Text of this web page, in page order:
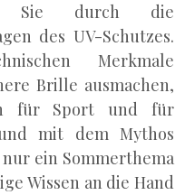
Sie durch die
des UV-Schutzes.
Merkmale
Brille ausmachen,
für Sport und für
mit dem Mythos
ein Sommerthema
Wissen an die Hand